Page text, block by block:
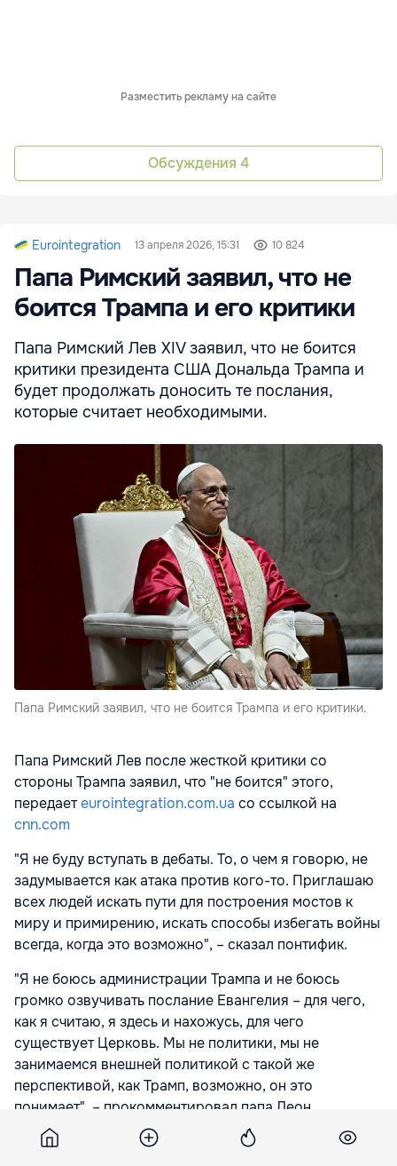
Разместить рекламу на сайте
Обсуждения 4
Eurointegration 13 апреля 2026, 15:31 10 824
Папа Римский заявил, что не
боится Трампа и его критики
Папа Римский Лев XIV заявил, что не боится
критики президента США Дональда Трампа и
будет продолжать доносить те послания,
которые считает необходимыми.
Папа Римский заявил, что не боится Трампа и его критики.
Папа Римский Лев после жесткой критики со
стороны Трампа заявил, что "не боится" этого,
передаетeurointegration.com.ua со ссылкой на
cnn.com
"Я не буду вступать в дебаты. То, о чем я говорю, не
задумывается как атака против кого-то. Приглашаю
всех людей искать пути для построения мостов к
миру и примирению, искать способы избегать войны
всегда, когда это возможно", – сказал понтифик.
"Я не боюсь администрации Трампа и не боюсь
громко озвучивать послание Евангелия – для чего,
как я считаю, я здесь и нахожусь, для чего
существует Церковь. Мы не политики, мы не
занимаемся внешней политикой с такой же
перспективой, как Трамп, возможно, он это
понимает", – прокомментировал папа Леон.
Подпишитесь на новости Point.md в Google